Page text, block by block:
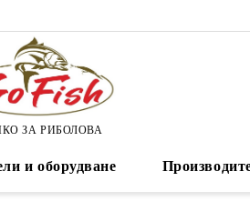
ЗА РИБОЛОВА
и оборудване